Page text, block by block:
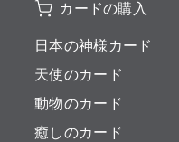
カードの購入
日本の神様カード
天使のカード
動物のカード
癒しのカード